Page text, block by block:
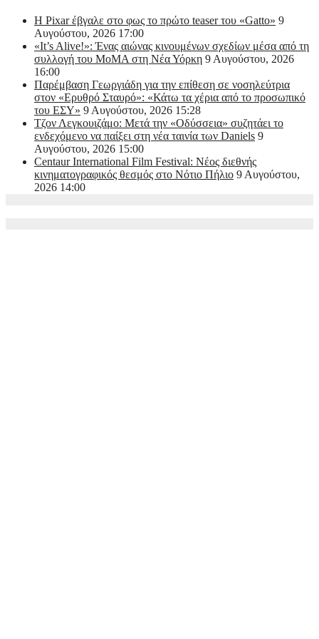
Η Pixar έβγαλε στο φως το πρώτο teaser του «Gatto» 9
Αυγούστου, 2026 17:00
«It’s Alive!»: Ένας αιώνας κινουμένων σχεδίων μέσα από τη
συλλογή του MoMA στη Νέα Υόρκη 9 Αυγούστου, 2026
16:00
Παρέμβαση Γεωργιάδη για την επίθεση σε νοσηλεύτρια
στον «Ερυθρό Σταυρό»: «Κάτω τα χέρια από το προσωπικό
του ΕΣΥ» 9 Αυγούστου, 2026 15:28
Τζον Λεγκουιζάμο: Μετά την «Οδύσσεια» συζητάει το
ενδεχόμενο να παίξει στη νέα ταινία των Daniels 9
Αυγούστου, 2026 15:00
Centaur International Film Festival: Νέος διεθνής
κινηματογραφικός θεσμός στο Νότιο Πήλιο 9 Αυγούστου,
2026 14:00